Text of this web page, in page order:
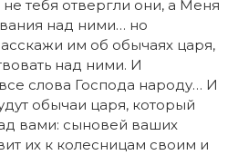
тебя отвергли они, а Меня
над ними… но
им об обычаях царя,
над ними. И
слова Господа народу… И
обычаи царя, который
вами: сыновей ваших
их к колесницам своим и